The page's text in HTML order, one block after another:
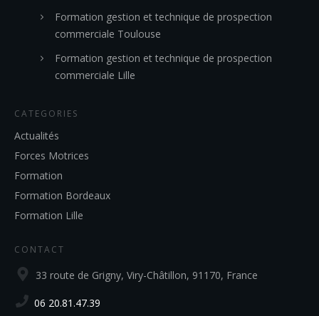
Formation gestion et technique de prospection
commerciale Toulouse
Formation gestion et technique de prospection
commerciale Lille
CATEGORIES
Actualités
Forces Motrices
Formation
Formation Bordeaux
Formation Lille
CONTACT
33 route de Grigny, Viry-Châtillon, 91170, France
06 20.81.47.39